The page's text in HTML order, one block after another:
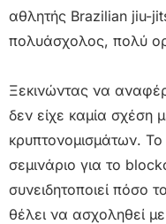
αθλητής Brazilian jiu-
πολυάσχολος, πολύ
Ξεκινώντας να
δεν είχε καμία σχέση
κρυπτονομισμάτων.
σεμινάριο για το
συνειδητοποιεί πόσο
θέλει να ασχοληθεί